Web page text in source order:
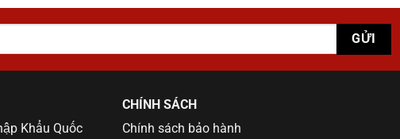
Khẩu Quốc
CHÍNH SÁCH
Chính sách bảo hành